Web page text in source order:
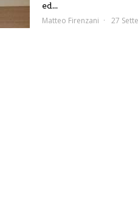
ed...
Matteo Firenzani 27